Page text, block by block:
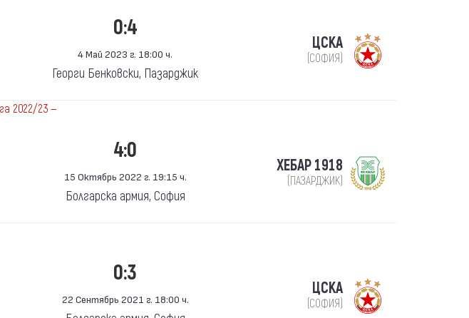
0:4
4 Май 2023 г. 18:00 ч.
Георги Бенковски, Пазарджик
ЦСКА
(СОФИЯ)
2022/23 —
4:0
15 Октябрь 2022 г. 19:15 ч.
Болгарска армия, София
ХЕБАР 1918
(ПАЗАРДЖИК)
0:3
22 Сентябрь 2021 г. 18:00 ч.
ЦСКА
(СОФИЯ)